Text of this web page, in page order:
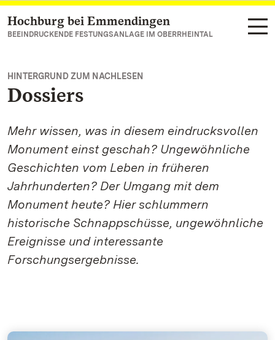
Zum Hauptinhalt springen
Hochburg bei Emmendingen
BEEINDRUCKENDE FESTUNGSANLAGE IM OBERRHEINTAL
HINTERGRUND ZUM NACHLESEN
Dossiers
Mehr wissen, was in diesem eindrucksvollen
Monument einst geschah? Ungewöhnliche
Geschichten vom Leben in früheren
Jahrhunderten? Der Umgang mit dem
Monument heute? Hier schlummern
historische Schnappschüsse, ungewöhnliche
Ereignisse und interessante
Forschungsergebnisse.